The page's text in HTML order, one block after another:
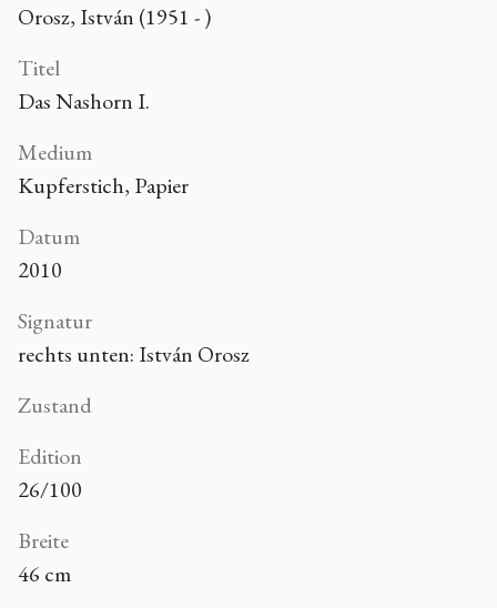
Orosz, István (1951 - )
Titel
Das Nashorn I.
Medium
Kupferstich, Papier
Datum
2010
Signatur
rechts unten: István Orosz
Zustand
Edition
26/100
Breite
46 cm